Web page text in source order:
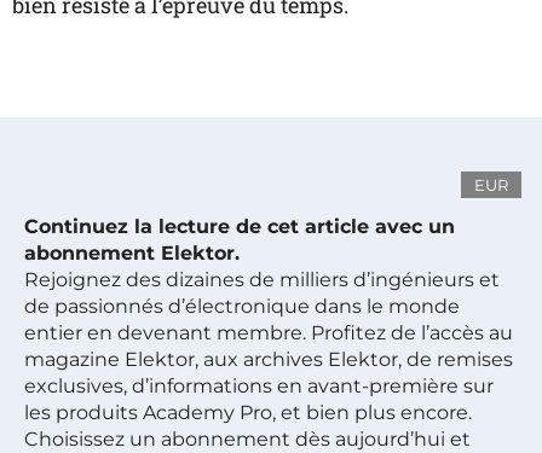
EUR
Continuez la lecture de cet article avec un
abonnement Elektor.
Rejoignez des dizaines de milliers d’ingénieurs et
de passionnés d’électronique dans le monde
entier en devenant membre. Profitez de l’accès au
magazine Elektor, aux archives Elektor, de remises
exclusives, d’informations en avant-première sur
les produits Academy Pro, et bien plus encore.
Choisissez un abonnement dès aujourd’hui et